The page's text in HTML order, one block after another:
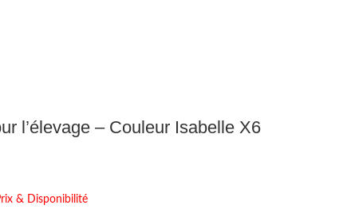
l’élevage – Couleur Isabelle X6
& Disponibilité